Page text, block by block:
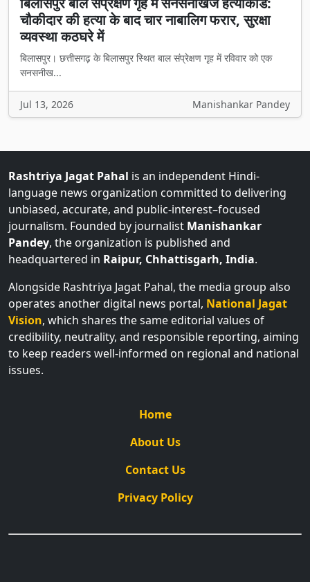
चौकीदार की हत्या के बाद चार नाबालिग फरार, सुरक्षा
व्यवस्था कठघरे में
बिलासपुर। छत्तीसगढ़ के बिलासपुर स्थित बाल संप्रेक्षण गृह में रविवार को एक
सनसनीख...
Jul 13, 2026 Manishankar Pandey
Rashtriya Jagat Pahal is an independent Hindi-
language news organization committed to delivering
unbiased, accurate, and public-interest–focused
journalism. Founded by journalist Manishankar
Pandey, the organization is published and
headquartered in Raipur, Chhattisgarh, India.
Alongside Rashtriya Jagat Pahal, the media group also
operates another digital news portal, National Jagat
Vision, which shares the same editorial values of
credibility, neutrality, and responsible reporting, aiming
to keep readers well-informed on regional and national
issues.
Home
About Us
Contact Us
Privacy Policy